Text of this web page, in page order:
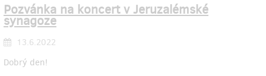
Pozvánka na koncert v Jeruzalémské
synagoze
13.6.2022
Dobrý den!